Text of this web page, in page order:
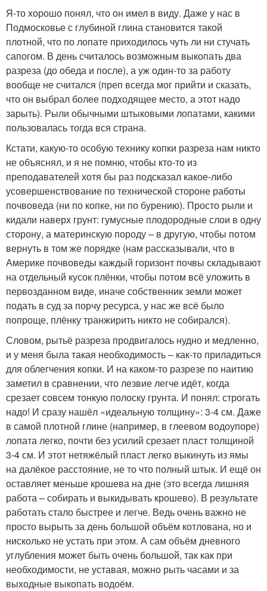
Я-то хорошо понял, что он имел в виду. Даже у нас в
Подмосковье с глубиной глина становится такой
плотной, что по лопате приходилось чуть ли ни стучать
сапогом. В день считалось возможным выкопать два
разреза (до обеда и после), а уж один-то за работу
вообще не считался (преп всегда мог прийти и сказать,
что он выбрал более подходящее место, а этот надо
зарыть). Рыли обычными штыковыми лопатами, какими
пользовалась тогда вся страна.
Кстати, какую-то особую технику копки разреза нам никто
не объяснял, и я не помню, чтобы кто-то из
преподавателей хотя бы раз подсказал какое-либо
усовершенствование по технической стороне работы
почвоведа (ни по копке, ни по бурению). Просто рыли и
кидали наверх грунт: гумусные плодородные слои в одну
сторону, а материнскую породу – в другую, чтобы потом
вернуть в том же порядке (нам рассказывали, что в
Америке почвоведы каждый горизонт почвы складывают
на отдельный кусок плёнки, чтобы потом всё уложить в
первозданном виде, иначе собственник земли может
подать в суд за порчу ресурса, у нас же всё было
попроще, плёнку транжирить никто не собирался).
Словом, рытьё разреза продвигалось нудно и медленно,
и у меня была такая необходимость – как-то приладиться
для облегчения копки. И на каком-то разрезе по наитию
заметил в сравнении, что лезвие легче идёт, когда
срезает совсем тонкую полоску грунта. И понял: строгать
надо! И сразу нашёл «идеальную толщину»: 3-4 см. Даже
в самой плотной глине (например, в глеевом водоупоре)
лопата легко, почти без усилий срезает пласт толщиной
3-4 см. И этот нетяжёлый пласт легко выкинуть из ямы
на далёкое расстояние, не то что полный штык. И ещё он
оставляет меньше крошева на дне (это всегда лишняя
работа – собирать и выкидывать крошево). В результате
работать стало быстрее и легче. Ведь очень важно не
просто вырыть за день большой объём котлована, но и
нисколько не устать при этом. А сам объём дневного
углубления может быть очень большой, так как при
необходимости, не уставая, можно рыть часами и за
выходные выкопать водоём.